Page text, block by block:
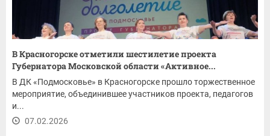
В Красногорске отметили шестилетие проекта
Губернатора Московской области «Активное...
В ДК «Подмосковье» в Красногорске прошло торжественное
мероприятие, объединившее участников проекта, педагогов
и...
07.02.2026